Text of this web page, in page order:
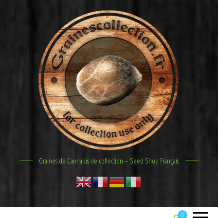
Graines de Cannabis de collection – Seed Shop Français
0